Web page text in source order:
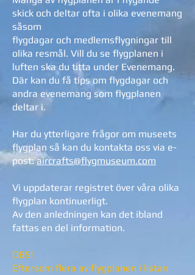
skick och deltar ofta i olika evenemang
såsom
flygdagar och medlemsflygningar till
olika resmål. Vill du se flygplanen i
luften ska du titta under Evenemang.
Där kan du få tips om flygdagar och
andra evenemang som flygplanen
deltar i.
Har du ytterligare frågor om museets
flygplan så kan du kontakta oss via e-
post:aircrafts@flygmuseum.com
Vi uppdaterar registret över våra olika
flygplan kontinuerligt.
Av den anledningen kan det ibland
fattas en del information.
OBS!
Eftersom flera av flygplanen i listan